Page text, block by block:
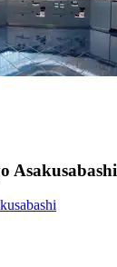
Asakusabashi